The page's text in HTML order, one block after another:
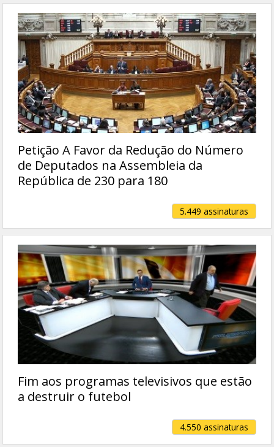
Petição A Favor da Redução do Número
de Deputados na Assembleia da
República de 230 para 180
5.449 assinaturas
Fim aos programas televisivos que estão
a destruir o futebol
4.550 assinaturas